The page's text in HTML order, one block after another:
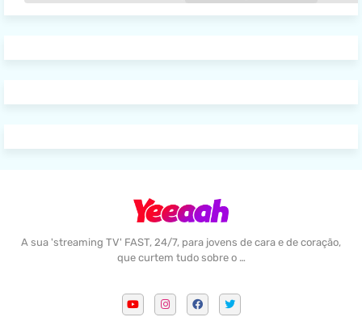
A sua 'streaming TV' FAST, 24/7, para jovens de cara e de coração,
que curtem tudo sobre o …